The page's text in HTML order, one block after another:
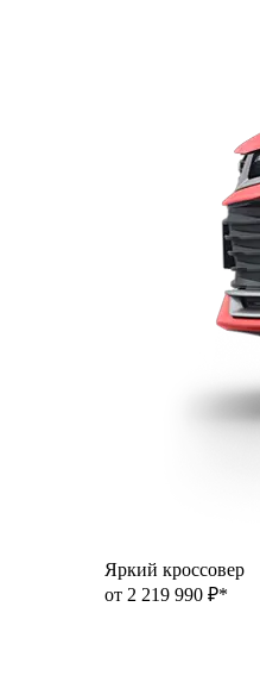
Яркий кроссовер
от 2 219 990 ₽*